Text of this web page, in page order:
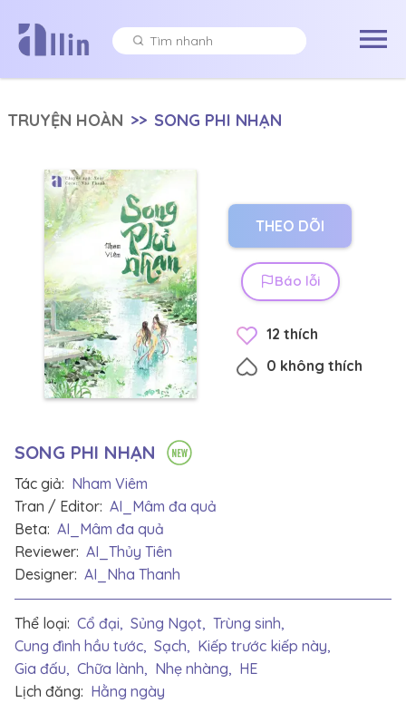
TRUYỆN HOÀN >> SONG PHI NHẠN
THEO DÕI
Báo lỗi
12 thích
0 không thích
SONG PHI NHẠN
Tác giả: Nham Viêm
Tran / Editor: AI_Mâm đa quả
Beta: AI_Mâm đa quả
Reviewer: AI_Thủy Tiên
Designer: AI_Nha Thanh
Thể loại: Cổ đại, Sủng Ngọt, Trùng sinh,
Cung đình hầu tước, Sạch, Kiếp trước kiếp này,
Gia đấu, Chữa lành, Nhẹ nhàng, HE
Lịch đăng: Hằng ngày